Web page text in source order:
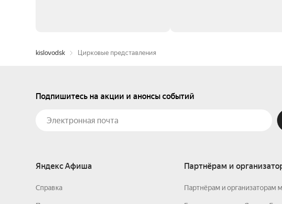
kislovodsk Цирковые представления
Подпишитесь на акции и анонсы событий
Яндекс Афиша
Справка
Партнёрам и
Партнёрам и организаторам